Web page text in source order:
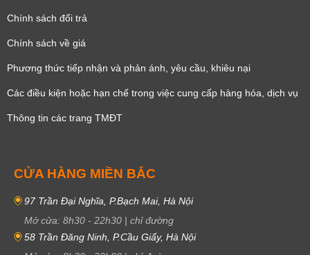
Chính sách đổi trả
Chính sách về giá
Phương thức tiếp nhận và phản ánh, yêu cầu, khiêu nại
Các điều kiện hoặc hạn chế trong việc cung cấp hàng hóa, dịch vụ
Thông tin các trang TMĐT
CỬA HÀNG MIỀN BẮC
97 Trần Đại Nghĩa, P.Bạch Mai, Hà Nội
Mở cửa: 8h30 - 22h30 | chỉ đường
58 Trần Đăng Ninh, P.Cầu Giấy, Hà Nội